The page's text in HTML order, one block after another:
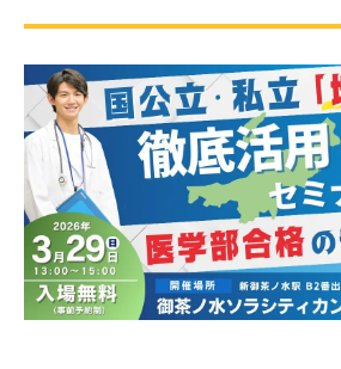
会社概要プライバシーポリシー
カスタマーハラスメントに対する
リソー教育グループについて
名門会 公式